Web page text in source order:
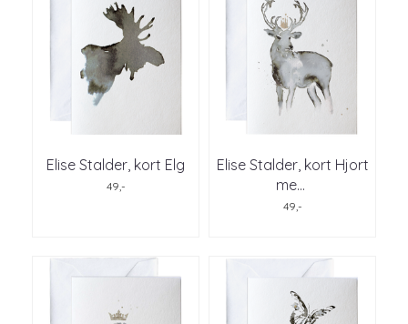
Elise Stalder, kort Elg
49,-
Elise Stalder, kort Hjort
me...
49,-